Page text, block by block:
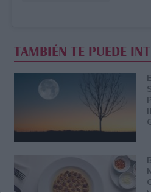
TAMBIÉN TE PUEDE